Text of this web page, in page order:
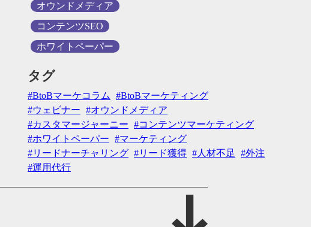
オウンドメディア
コンテンツSEO
ホワイトペーパー
タグ
BtoBマーケコラム
BtoBマーケティング
ウェビナー
オウンドメディア
カスタマージャーニー
コンテンツマーケティング
ホワイトペーパー
マーケティング
リードナーチャリング
リード獲得 人材不足
外注
運用代行